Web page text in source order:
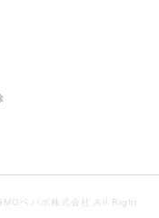
ペパボ株式会社
All Right